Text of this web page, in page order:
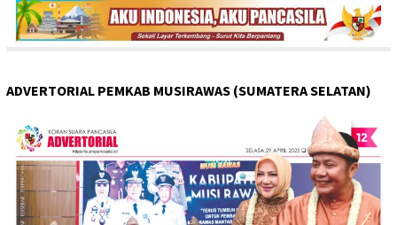
ADVERTORIAL PEMKAB MUSIRAWAS (SUMATERA SELATAN)